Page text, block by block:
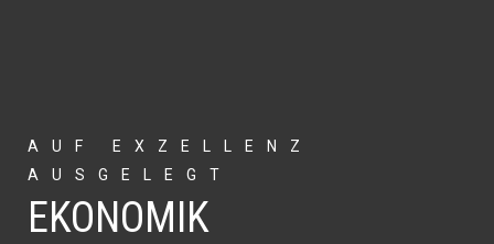
AUF EXZELLENZ
AUSGELEGT
EKONOMIK